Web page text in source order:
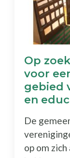
Op
voor
gebied
en
De
op om